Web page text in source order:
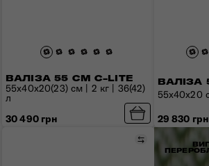
ВАЛІЗА 55 СМ C-LITE
55x40x20(23) см | 2 кг | 36(42)
л
30 490 грн
ВАЛІЗА
55x40x20
29 830 грн
Порівняти